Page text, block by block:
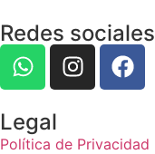
Redes sociales
Legal
Política de Privacidad